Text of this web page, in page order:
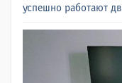
успешно работают